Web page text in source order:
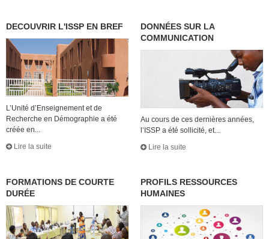
DECOUVRIR L'ISSP EN BREF
L’Unité d’Enseignement et de
Recherche en Démographie a été
créée en...
Lire la suite
DONNÉES SUR LA
COMMUNICATION
Au cours de ces dernières années,
l’ISSP a été sollicité, et...
Lire la suite
FORMATIONS DE COURTE
DURÉE
PROFILS RESSOURCES
HUMAINES